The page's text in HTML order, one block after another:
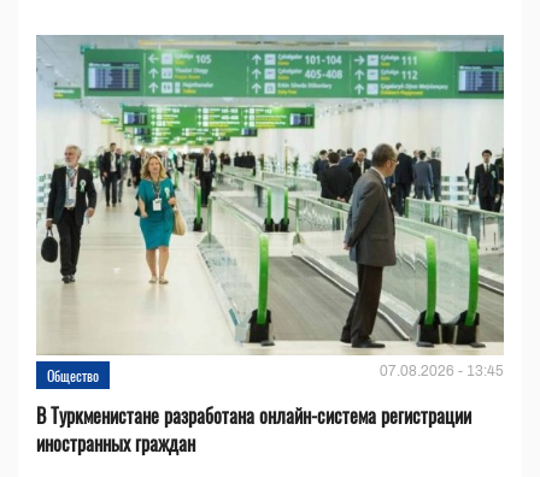
Общество 07.08.2026 - 13:45
В Туркменистане разработана онлайн-система регистрации
иностранных граждан